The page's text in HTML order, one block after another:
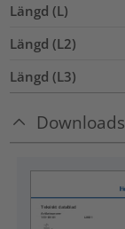
Längd (L)
Längd (L2)
Längd (L3)
Downloads